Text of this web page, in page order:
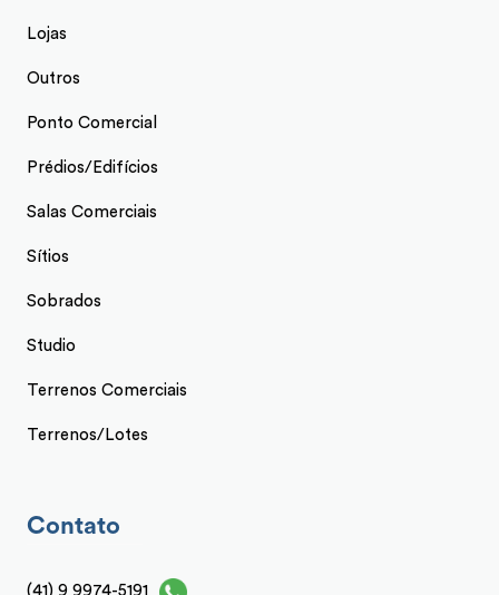
Lojas
Outros
Ponto Comercial
Prédios/Edifícios
Salas Comerciais
Sítios
Sobrados
Studio
Terrenos Comerciais
Terrenos/Lotes
Contato
(41) 9 9974-5191